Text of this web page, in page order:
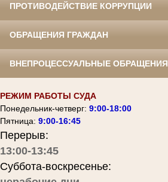
ПРОТИВОДЕЙСТВИЕ КОРРУПЦИИ
ОБРАЩЕНИЯ ГРАЖДАН
ВНЕПРОЦЕССУАЛЬНЫЕ ОБРАЩЕНИЯ
РЕЖИМ РАБОТЫ СУДА
Понедельник-четверг: 9:00-18:00
Пятница: 9:00-16:45
Перерыв:
13:00-13:45
Суббота-воскресенье: